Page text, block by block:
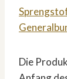
Die